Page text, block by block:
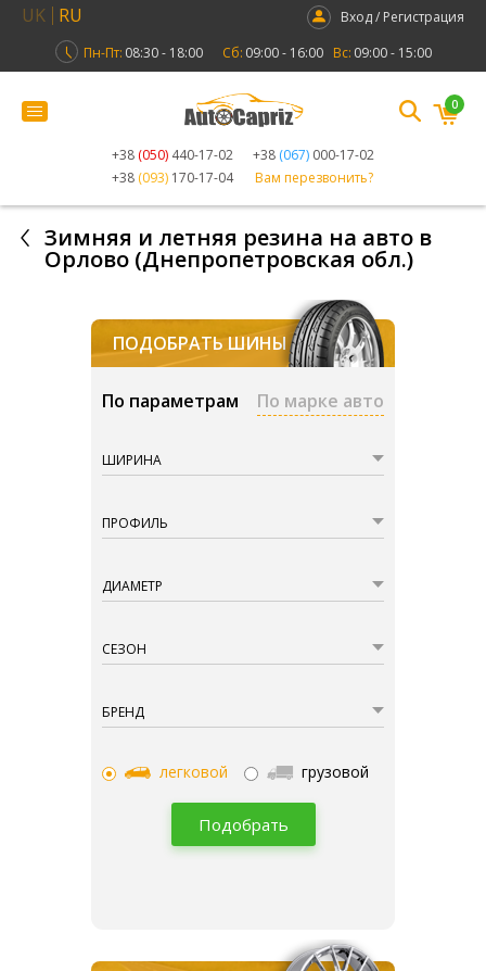
UK RU
Вход / Регистрация
Пн-Пт: 08:30 - 18:00 Сб: 09:00 - 16:00 Вс: 09:00 - 15:00
+38 (050) 440-17-02 +38 (067) 000-17-02
+38 (093) 170-17-04 Вам перезвонить?
0
Зимняя и летняя резина на авто в
Орлово (Днепропетровская обл.)
ПОДОБРАТЬ ШИНЫ
По параметрам По марке авто
ШИРИНА
ПРОФИЛЬ
ДИАМЕТР
СЕЗОН
БРЕНД
легковой грузовой
Подобрать